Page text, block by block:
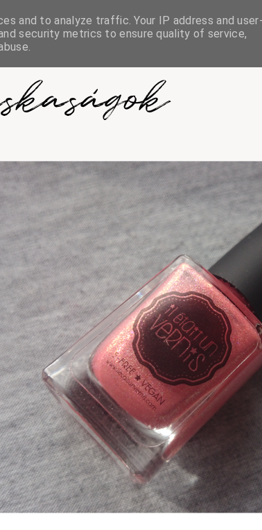
and to analyze traffic. Your IP address and user-
security metrics to ensure quality of service,